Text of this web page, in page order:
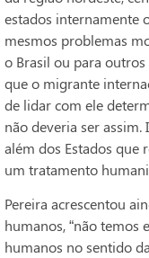
estados internamente
mesmos problemas
o Brasil ou para outros
que o migrante
de lidar com ele
não deveria ser
além dos Estados que
um tratamento
Pereira acrescentou
humanos, “não temos
humanos no sentido